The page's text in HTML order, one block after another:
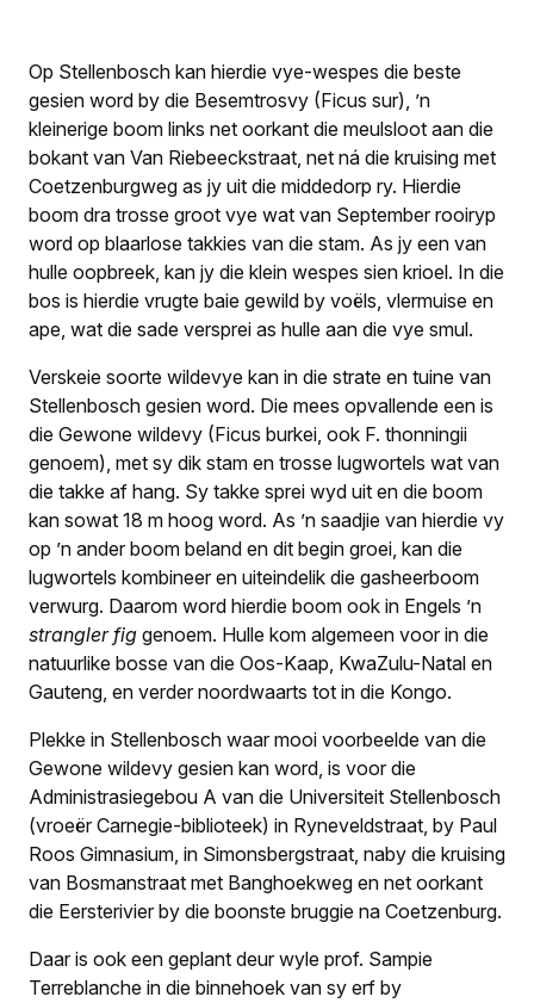
Op Stellenbosch kan hierdie vye-wespes die beste
gesien word by die Besemtrosvy (Ficus sur), ’n
kleinerige boom links net oorkant die meulsloot aan die
bokant van Van Riebeeckstraat, net ná die kruising met
Coetzenburgweg as jy uit die middedorp ry. Hierdie
boom dra trosse groot vye wat van September rooiryp
word op blaarlose takkies van die stam. As jy een van
hulle oopbreek, kan jy die klein wespes sien krioel. In die
bos is hierdie vrugte baie gewild by voëls, vlermuise en
ape, wat die sade versprei as hulle aan die vye smul.
Verskeie soorte wildevye kan in die strate en tuine van
Stellenbosch gesien word. Die mees opvallende een is
die Gewone wildevy (Ficus burkei, ook F. thonningii
genoem), met sy dik stam en trosse lugwortels wat van
die takke af hang. Sy takke sprei wyd uit en die boom
kan sowat 18 m hoog word. As ’n saadjie van hierdie vy
op ’n ander boom beland en dit begin groei, kan die
lugwortels kombineer en uiteindelik die gasheerboom
verwurg. Daarom word hierdie boom ook in Engels ’n
strangler fig genoem. Hulle kom algemeen voor in die
natuurlike bosse van die Oos-Kaap, KwaZulu-Natal en
Gauteng, en verder noordwaarts tot in die Kongo.
Plekke in Stellenbosch waar mooi voorbeelde van die
Gewone wildevy gesien kan word, is voor die
Administrasiegebou A van die Universiteit Stellenbosch
(vroeër Carnegie-biblioteek) in Ryneveldstraat, by Paul
Roos Gimnasium, in Simonsbergstraat, naby die kruising
van Bosmanstraat met Banghoekweg en net oorkant
die Eersterivier by die boonste bruggie na Coetzenburg.
Daar is ook een geplant deur wyle prof. Sampie
Terreblanche in die binnehoek van sy erf by